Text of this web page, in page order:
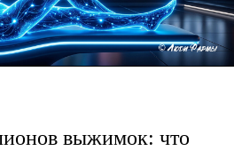
выжимок: что